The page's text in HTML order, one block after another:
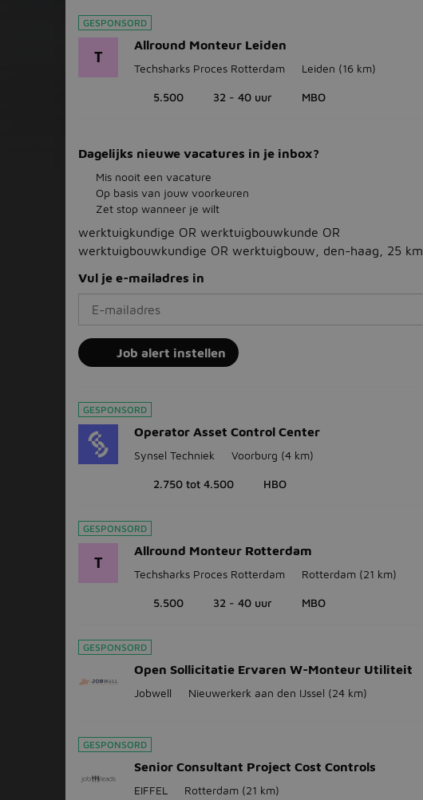
GESPONSORD
T
Allround Monteur Leiden
Techsharks Proces Rotterdam Leiden (16 km)
5.500 32 - 40 uur MBO
Dagelijks nieuwe vacatures in je inbox?
Mis nooit een vacature
Op basis van jouw voorkeuren
Zet stop wanneer je wilt
werktuigkundige OR werktuigbouwkunde OR
werktuigbouwkundige OR werktuigbouw, den-haag, 25 km
Vul je e-mailadres in
Job alert instellen
GESPONSORD
Operator Asset Control Center
Synsel Techniek Voorburg (4 km)
2.750 tot 4.500 HBO
GESPONSORD
T
Allround Monteur Rotterdam
Techsharks Proces Rotterdam Rotterdam (21 km)
5.500 32 - 40 uur MBO
GESPONSORD
Open Sollicitatie Ervaren W-Monteur Utiliteit
Jobwell Nieuwerkerk aan den IJssel (24 km)
GESPONSORD
Senior Consultant Project Cost Controls
EIFFEL Rotterdam (21 km)